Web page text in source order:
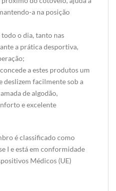
a na posição
o dia, tanto nas
a prática desportiva,
a estes produtos um
deslizem facilmente sob a
de algodão,
e excelente
é classificado como
I e está em conformidade
Médicos (UE)